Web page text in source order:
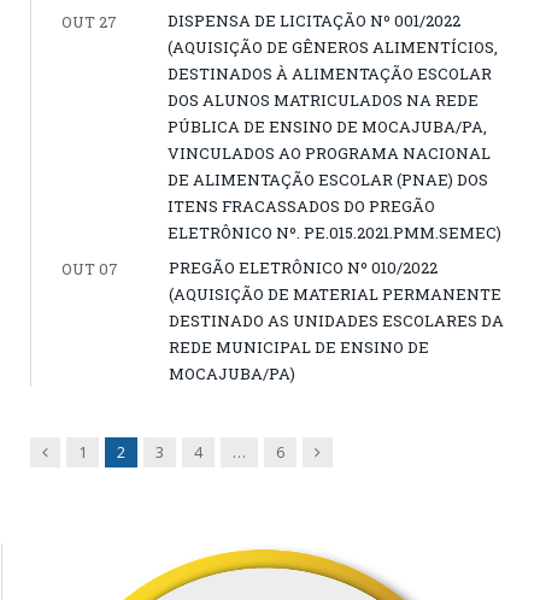
OUT 27
DISPENSA DE LICITAÇÃO Nº 001/2022
(AQUISIÇÃO DE GÊNEROS ALIMENTÍCIOS,
DESTINADOS À ALIMENTAÇÃO ESCOLAR
DOS ALUNOS MATRICULADOS NA REDE
PÚBLICA DE ENSINO DE MOCAJUBA/PA,
VINCULADOS AO PROGRAMA NACIONAL
DE ALIMENTAÇÃO ESCOLAR (PNAE) DOS
ITENS FRACASSADOS DO PREGÃO
ELETRÔNICO Nº. PE.015.2021.PMM.SEMEC)
OUT 07
PREGÃO ELETRÔNICO Nº 010/2022
(AQUISIÇÃO DE MATERIAL PERMANENTE
DESTINADO AS UNIDADES ESCOLARES DA
REDE MUNICIPAL DE ENSINO DE
MOCAJUBA/PA)
Previous
1 2 3 4 … 6 Next